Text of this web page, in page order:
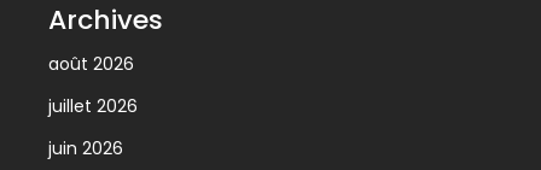
Archives
août 2026
juillet 2026
juin 2026